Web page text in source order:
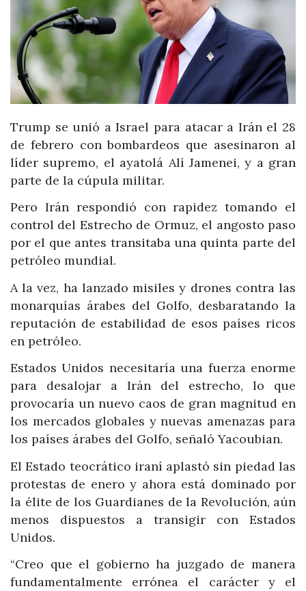
Trump se unió a Israel para atacar a Irán el 28
de febrero con bombardeos que asesinaron al
líder supremo, el ayatolá Alí Jamenei, y a gran
parte de la cúpula militar.
Pero Irán respondió con rapidez tomando el
control del Estrecho de Ormuz, el angosto paso
por el que antes transitaba una quinta parte del
petróleo mundial.
A la vez, ha lanzado misiles y drones contra las
monarquías árabes del Golfo, desbaratando la
reputación de estabilidad de esos países ricos
en petróleo.
Estados Unidos necesitaría una fuerza enorme
para desalojar a Irán del estrecho, lo que
provocaría un nuevo caos de gran magnitud en
los mercados globales y nuevas amenazas para
los países árabes del Golfo, señaló Yacoubian.
El Estado teocrático iraní aplastó sin piedad las
protestas de enero y ahora está dominado por
la élite de los Guardianes de la Revolución, aún
menos dispuestos a transigir con Estados
Unidos.
“Creo que el gobierno ha juzgado de manera
fundamentalmente errónea el carácter y el